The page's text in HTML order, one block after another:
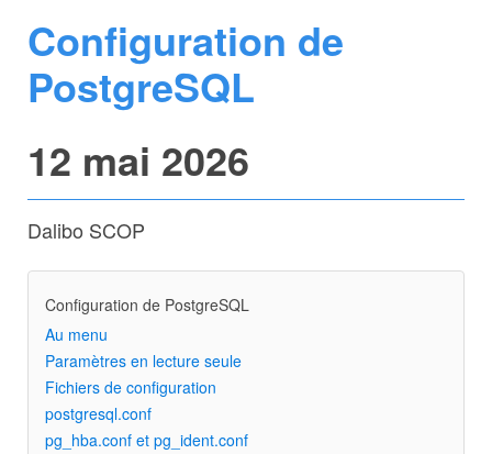
Configuration de
PostgreSQL
12 mai 2026
Dalibo SCOP
Configuration de PostgreSQL
Au menu
Paramètres en lecture seule
Fichiers de configuration
postgresql.conf
pg_hba.conf et pg_ident.conf